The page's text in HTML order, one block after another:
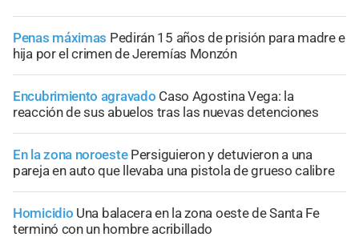
Penas máximas Pedirán 15 años de prisión para madre e
hija por el crimen de Jeremías Monzón
Encubrimiento agravado Caso Agostina Vega: la
reacción de sus abuelos tras las nuevas detenciones
En la zona noroeste Persiguieron y detuvieron a una
pareja en auto que llevaba una pistola de grueso calibre
Homicidio Una balacera en la zona oeste de Santa Fe
terminó con un hombre acribillado